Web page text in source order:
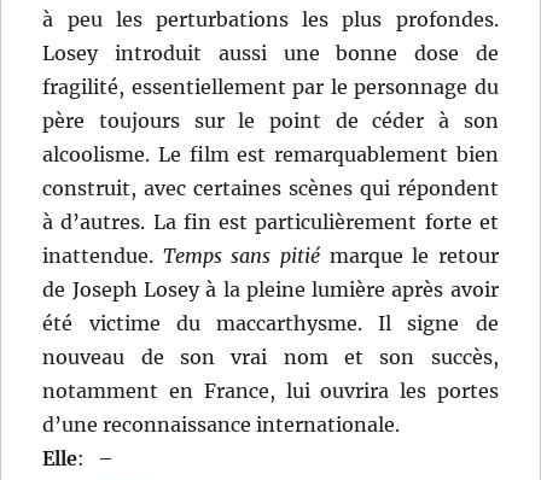
à peu les perturbations les plus profondes.
Losey introduit aussi une bonne dose de
fragilité, essentiellement par le personnage du
père toujours sur le point de céder à son
alcoolisme. Le film est remarquablement bien
construit, avec certaines scènes qui répondent
à d’autres. La fin est particulièrement forte et
inattendue. Temps sans pitié marque le retour
de Joseph Losey à la pleine lumière après avoir
été victime du maccarthysme. Il signe de
nouveau de son vrai nom et son succès,
notamment en France, lui ouvrira les portes
d’une reconnaissance internationale.
Elle:
–